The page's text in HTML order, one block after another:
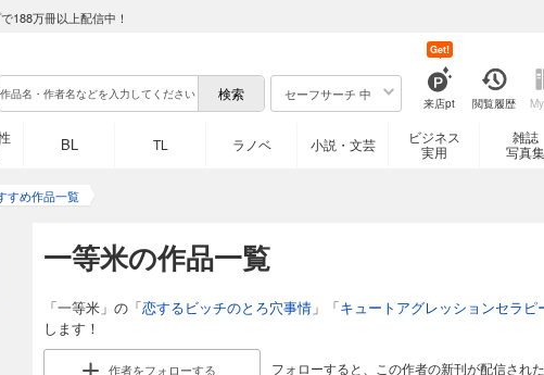
188万冊以上配信中！
セーフサーチ 中
来店pt
Get!
閲覧履歴
BL TL ラノベ 小説・文芸
ビジネス
実用
雑誌
写真集
すめ作品一覧
一等米の作品一覧
「一等米」の「恋するビッチのとろ穴事情 」「キュートアグレッションセラピ
します！
作者をフォローする フォローすると、この作者の新刊が配信され